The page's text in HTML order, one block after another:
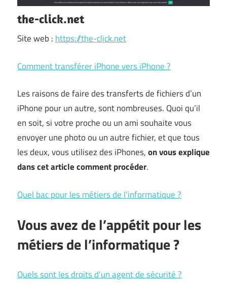
the-click.net
Site web :https://the-click.net
Comment transférer iPhone vers iPhone ?
Les raisons de faire des transferts de fichiers d’un
iPhone pour un autre, sont nombreuses. Quoi qu’il
en soit, si votre proche ou un ami souhaite vous
envoyer une photo ou un autre fichier, et que tous
les deux, vous utilisez des iPhones,on vous explique
dans cet article comment procéder.
Quel bac pour les métiers de l’informatique ?
Vous avez de l’appétit pour les
métiers de l’informatique ?
Quels sont les droits d’un agent de sécurité ?